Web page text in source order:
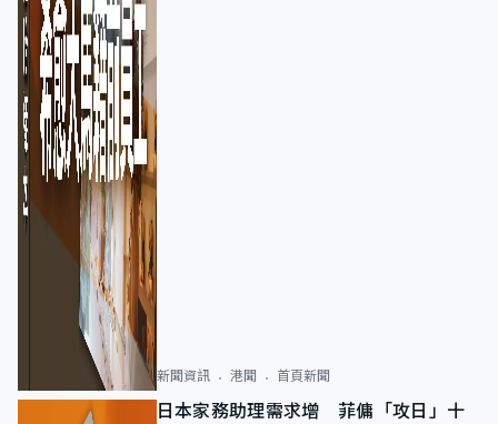
新聞資訊 港聞 首頁新聞
日本家務助理需求增 菲傭「攻日」十